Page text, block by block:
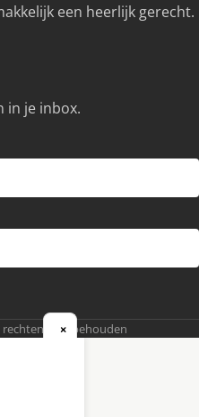
een heerlijk gerecht.
in je inbox.
rechten voorbehouden
×